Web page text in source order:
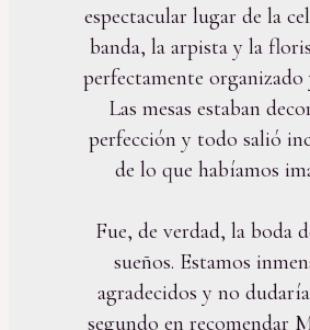
espectacular lugar de la
banda, la arpista y la
perfectamente organizado
Las mesas estaban
perfección y todo salió
de lo que habíamos
Fue, de verdad, la boda
sueños. Estamos
agradecidos y no
segundo en recomendar